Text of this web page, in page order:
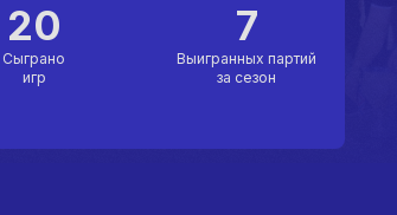
20
Сыграно
игр
7
Выигранных партий
за сезон